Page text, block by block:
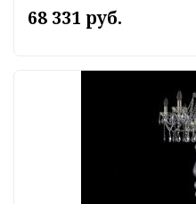
68 331 руб.